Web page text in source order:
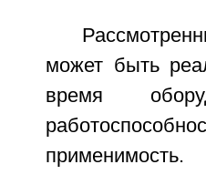
может быть
время
применимость.